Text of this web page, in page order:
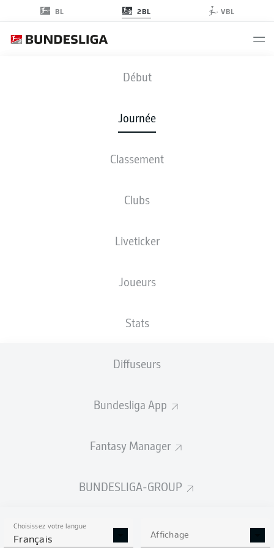
BL 2BL VBL
Début
Journée
Classement
Clubs
Liveticker
Joueurs
Stats
Diffuseurs
Bundesliga App
Fantasy Manager
BUNDESLIGA-GROUP
Choisissez votre langue
Français Affichage
WOB - SVD
COMPOSITIONS STATISTIQUES
0